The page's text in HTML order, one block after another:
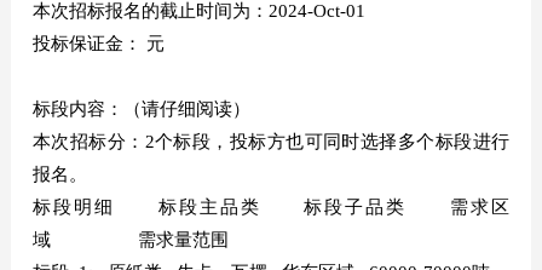
本次招标报名的截止时间为：2024-Oct-01
投标保证金： 元
标段内容：（请仔细阅读）
本次招标分：2个标段，投标方也可同时选择多个标段进行
报名。
标段明细 标段主品类 标段子品类 需求区
域 需求量范围